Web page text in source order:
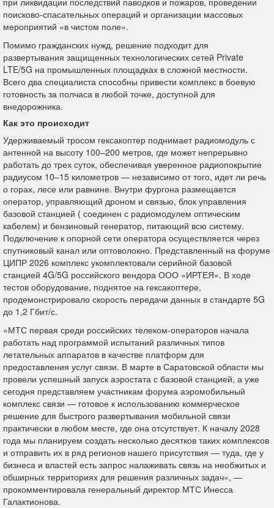
поисково-спасательных операций и организации массовых
мероприятий «в чистом поле».
Помимо гражданских нужд, решение подходит для
развертывания защищенных технологических сетей Private
LTE/5G на промышленных площадках в сложной местности.
Всего два специалиста способны привести комплекс в боевую
готовность за полчаса в любой точке, доступной для
внедорожника.
Как это происходит
Удерживаемый тросом гексакоптер поднимает радиомодуль с
антенной на высоту 100–200 метров, где может непрерывно
работать до трех суток, обеспечивая уверенное радиопокрытие
радиусом 10–15 километров — независимо от того, идет ли речь
о горах, лесе или равнине. Внутри фургона размещается
оператор, управляющий дроном и связью, блок управления
базовой станцией ( соединен с радиомодулем оптическим
кабелем) и бензиновый генератор, питающий всю систему.
Подключение к опорной сети оператора осуществляется через
спутниковый канал или оптоволокно. Представленный на форуме
ЦИПР 2026 комплекс укомплектовали серийной базовой
станцией 4G/5G российского вендора ООО «ИРТЕЯ». В ходе
тестов оборудование, поднятое на гексакоптере,
продемонстрировало скорость передачи данных в стандарте 5G
до 1,2 Гбит/с.
«МТС первая среди российских телеком-операторов начала
работать над программой испытаний различных типов
летательных аппаратов в качестве платформ для
предоставления услуг связи. В марте в Саратовской области мы
провели успешный запуск аэростата с базовой станцией, а уже
сегодня представляем участникам форума аэромобильный
комплекс связи — готовое к использованию коммерческое
решение для быстрого развертывания мобильной связи
практически в любом месте, где она отсутствует. К началу 2028
года мы планируем создать несколько десятков таких комплексов
и отправить их в ряд регионов нашего присутствия — туда, где у
бизнеса и властей есть запрос налаживать связь на необжитых и
обширных территориях для решения различных задач», —
прокомментировала генеральный директор МТС Инесса
Галактионова.